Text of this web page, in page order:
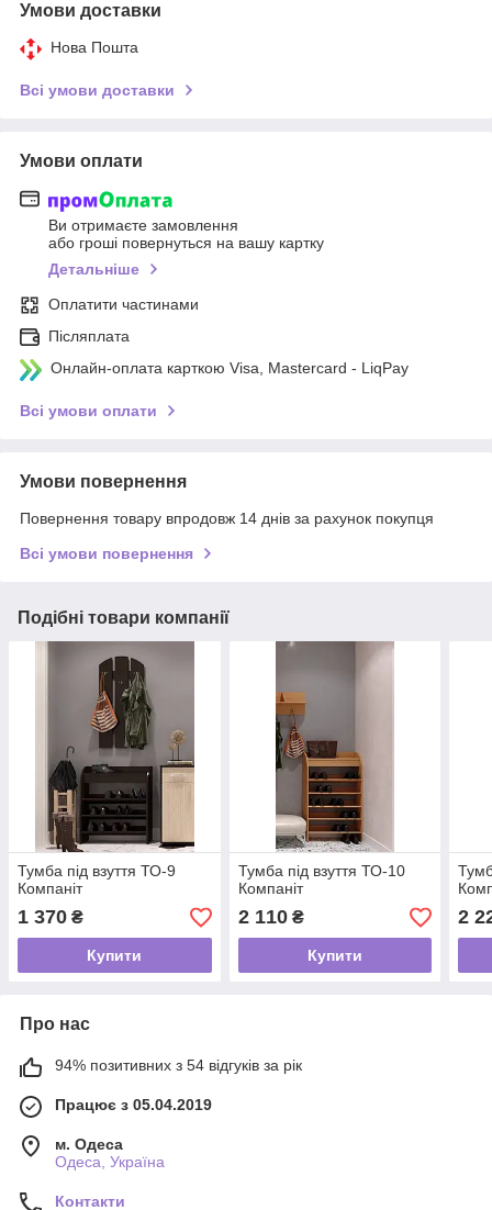
Умови доставки
Нова Пошта
Всі умови доставки
Умови оплати
Ви отримаєте замовлення
або гроші повернуться на вашу картку
Детальніше
Оплатити частинами
Післяплата
Онлайн-оплата карткою Visa, Mastercard - LiqPay
Всі умови оплати
Умови повернення
Повернення товару впродовж 14 днів за рахунок покупця
Всі умови повернення
Подібні товари компанії
Тумба під взуття ТО-9
Компаніт
1 370 ₴
Купити
Тумба під взуття ТО-10
Компаніт
2 110₴
Купити
2
Про нас
94% позитивних з 54 відгуків за рік
Працює з 05.04.2019
м. Одеса
Одеса, Україна
Контакти